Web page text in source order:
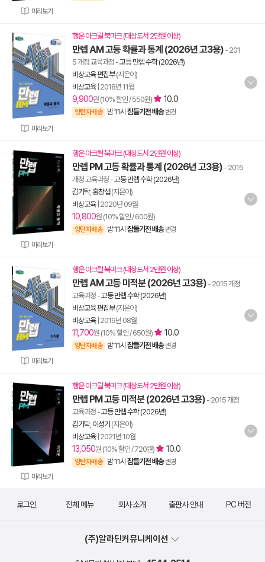
미리보기
미리보기
행운 아크릴 북마크 (대상도서 2만원 이상)
만렙 AM 고등 확률과 통계 (2026년 고3용) - 201
5 개정 교육과정 -고등 만렙 수학 (2026년)
비상교육 편집부(지은이)
비상교육| 2018년 11월
9,900원 (10% 할인 / 550원) 10.0
양탄자배송 밤 11시 잠들기전 배송 변경
미리보기
행운 아크릴 북마크 (대상도서 2만원 이상)
만렙 PM 고등 확률과 통계 (2026년 고3용) - 2015
개정 교육과정 -고등 만렙 수학 (2026년)
김기탁, 홍창섭(지은이)
비상교육| 2020년 09월
10,800원 (10% 할인 / 600원)
양탄자배송 밤 11시 잠들기전 배송 변경
미리보기
행운 아크릴 북마크 (대상도서 2만원 이상)
만렙 AM 고등 미적분 (2026년 고3용) - 2015 개정
교육과정 -고등 만렙 수학 (2026년)
비상교육 편집부(지은이)
비상교육| 2019년 08월
11,700원 (10% 할인 / 650원) 10.0
양탄자배송 밤 11시 잠들기전 배송 변경
미리보기
행운 아크릴 북마크 (대상도서 2만원 이상)
만렙 PM 고등 미적분 (2026년 고3용) - 2015 개정
교육과정 -고등 만렙 수학 (2026년)
김기탁, 이성기 (지은이)
비상교육| 2021년 10월
13,050원 (10% 할인 / 720원) 10.0
양탄자배송 밤 11시 잠들기전 배송 변경
로그인 전체 메뉴 회사 소개 출판사 안내 PC 버전
(주)알라딘커뮤니케이션